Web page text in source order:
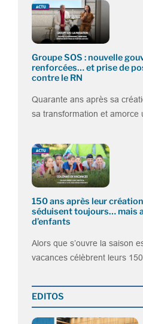
Groupe SOS : nouvelle
renforcées… et prise de
contre le RN
Quarante ans après sa
sa transformation et amorce
150 ans après leur
séduisent toujours… mais
d’enfants
Alors que s’ouvre la saison
vacances célèbrent leurs
EDITOS